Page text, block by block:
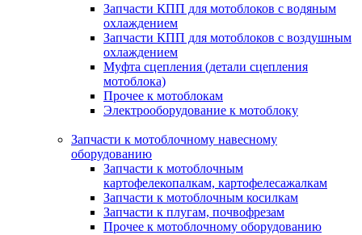
Запчасти КПП для мотоблоков с водяным
охлаждением
Запчасти КПП для мотоблоков с воздушным
охлаждением
Муфта сцепления (детали сцепления
мотоблока)
Прочее к мотоблокам
Электрооборудование к мотоблоку
Запчасти к мотоблочному навесному
оборудованию
Запчасти к мотоблочным
картофелекопалкам, картофелесажалкам
Запчасти к мотоблочным косилкам
Запчасти к плугам, почвофрезам
Прочее к мотоблочному оборудованию